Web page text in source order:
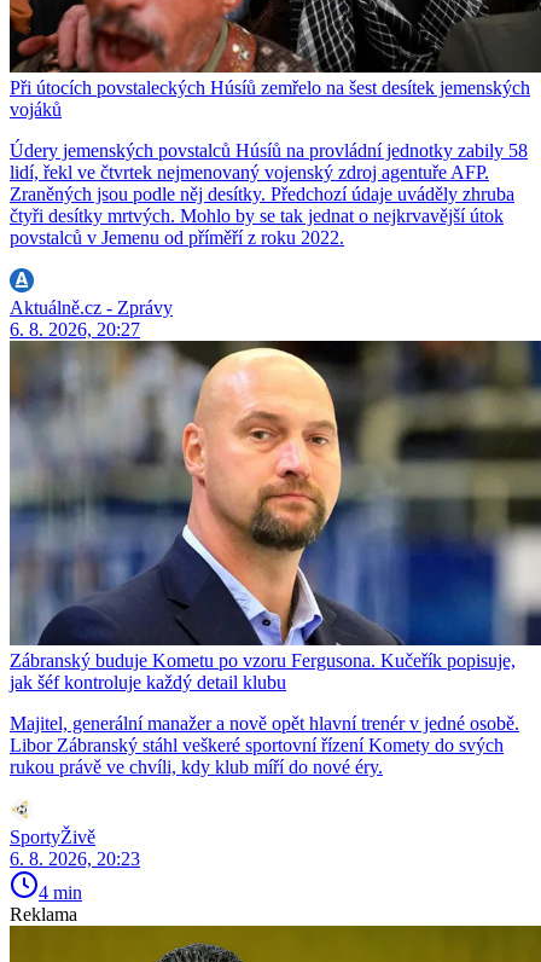
Při útocích povstaleckých Húsíů zemřelo na šest desítek jemenských
vojáků
Údery jemenských povstalců Húsíů na provládní jednotky zabily 58
lidí, řekl ve čtvrtek nejmenovaný vojenský zdroj agentuře AFP.
Zraněných jsou podle něj desítky. Předchozí údaje uváděly zhruba
čtyři desítky mrtvých. Mohlo by se tak jednat o nejkrvavější útok
povstalců v Jemenu od příměří z roku 2022.
Aktuálně.cz - Zprávy
6. 8. 2026, 20:27
Zábranský buduje Kometu po vzoru Fergusona. Kučeřík popisuje,
jak šéf kontroluje každý detail klubu
Majitel, generální manažer a nově opět hlavní trenér v jedné osobě.
Libor Zábranský stáhl veškeré sportovní řízení Komety do svých
rukou právě ve chvíli, kdy klub míří do nové éry.
SportyŽivě
6. 8. 2026, 20:23
4 min
Reklama